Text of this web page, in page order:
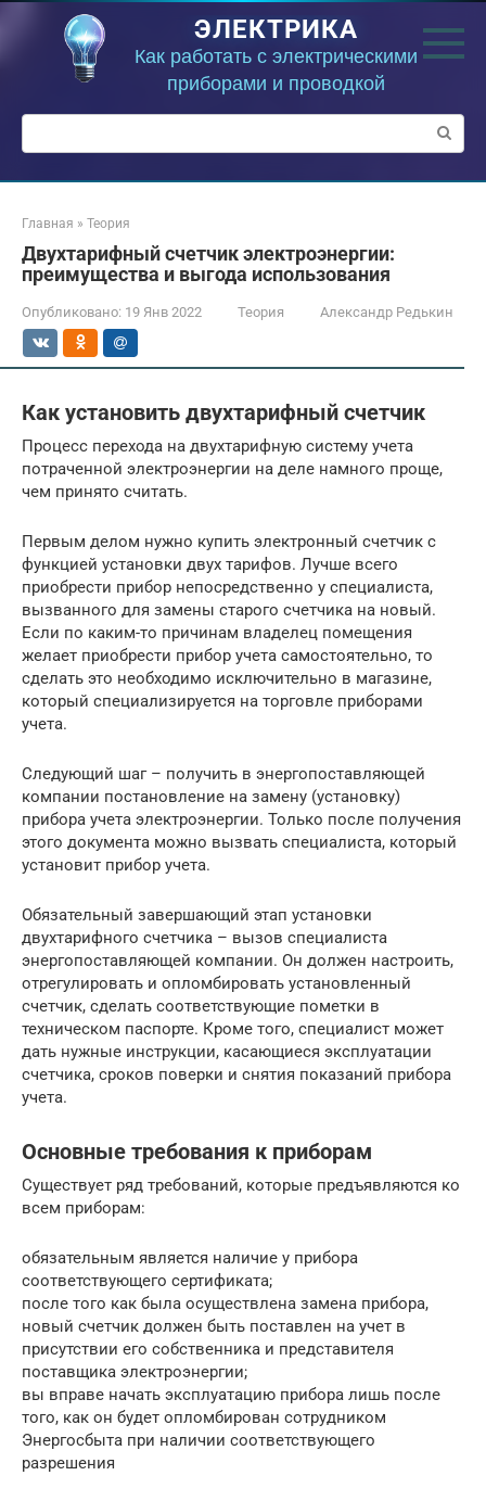
ЭЛЕКТРИКА
Как работать с электрическими
приборами и проводкой
Поиск:
Главная » Теория
Двухтарифный счетчик электроэнергии:
преимущества и выгода использования
Опубликовано: 19 Янв 2022 Теория Александр Редькин
Как установить двухтарифный счетчик
Процесс перехода на двухтарифную систему учета
потраченной электроэнергии на деле намного проще,
чем принято считать.
Первым делом нужно купить электронный счетчик с
функцией установки двух тарифов. Лучше всего
приобрести прибор непосредственно у специалиста,
вызванного для замены старого счетчика на новый.
Если по каким-то причинам владелец помещения
желает приобрести прибор учета самостоятельно, то
сделать это необходимо исключительно в магазине,
который специализируется на торговле приборами
учета.
Следующий шаг – получить в энергопоставляющей
компании постановление на замену (установку)
прибора учета электроэнергии. Только после получения
этого документа можно вызвать специалиста, который
установит прибор учета.
Обязательный завершающий этап установки
двухтарифного счетчика – вызов специалиста
энергопоставляющей компании. Он должен настроить,
отрегулировать и опломбировать установленный
счетчик, сделать соответствующие пометки в
техническом паспорте. Кроме того, специалист может
дать нужные инструкции, касающиеся эксплуатации
счетчика, сроков поверки и снятия показаний прибора
учета.
Основные требования к приборам
Существует ряд требований, которые предъявляются ко
всем приборам:
обязательным является наличие у прибора
соответствующего сертификата;
после того как была осуществлена замена прибора,
новый счетчик должен быть поставлен на учет в
присутствии его собственника и представителя
поставщика электроэнергии;
вы вправе начать эксплуатацию прибора лишь после
того, как он будет опломбирован сотрудником
Энергосбыта при наличии соответствующего
разрешения